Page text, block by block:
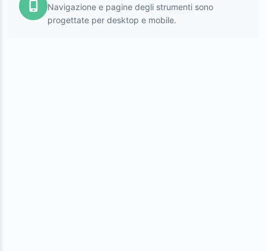
Navigazione e pagine degli strumenti sono
progettate per desktop e mobile.